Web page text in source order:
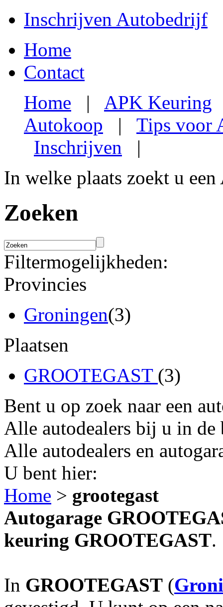
Inschrijven Autobedrijf
Home
Contact
Home | APK Keuring
Autokoop | Tips voor
Inschrijven |
In welke plaats zoekt u
Zoeken
Filtermogelijkheden:
Provincies
Groningen(3)
Plaatsen
GROOTEGAST (3)
Bent u op zoek naar een
Alle autodealers bij u in
Alle autodealers en
U bent hier:
Home > grootegast
Autogarage
keuring GROOTEGAST.
In GROOTEGAST (